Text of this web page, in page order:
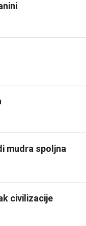
mudra spoljna
civilizacije